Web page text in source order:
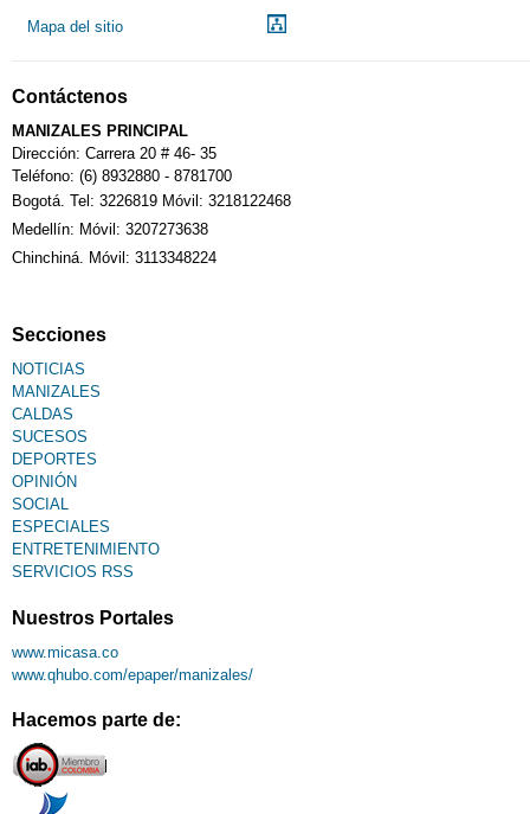
Calendario Tributario
Sudoku
Fallecimiento
Mapa del sitio
Contáctenos
MANIZALES PRINCIPAL
Dirección: Carrera 20 # 46- 35
Teléfono: (6) 8932880 - 8781700
Bogotá. Tel: 3226819 Móvil: 3218122468
Medellín: Móvil: 3207273638
Chinchiná. Móvil: 3113348224
Secciones
NOTICIAS
MANIZALES
CALDAS
SUCESOS
DEPORTES
OPINIÓN
SOCIAL
ESPECIALES
ENTRETENIMIENTO
SERVICIOS RSS
Nuestros Portales
www.micasa.co
www.qhubo.com/epaper/manizales/
Hacemos parte de: